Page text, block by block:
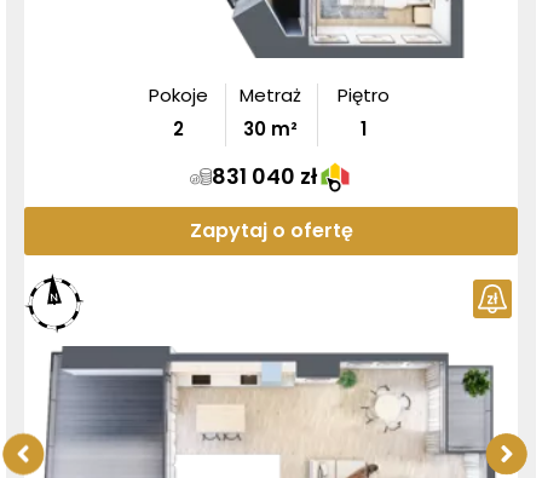
Pokoje
2
Metraż
30 m²
Piętro
1
831 040 zł
Zapytaj o ofertę